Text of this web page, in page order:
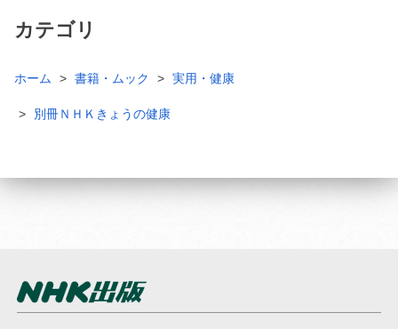
カテゴリ
ホーム 書籍・ムック 実用・健康
別冊ＮＨＫきょうの健康